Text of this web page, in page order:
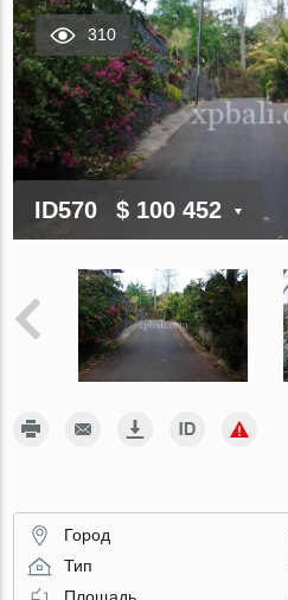
310
ID570 $ 100 452
Город
Тип
Площадь